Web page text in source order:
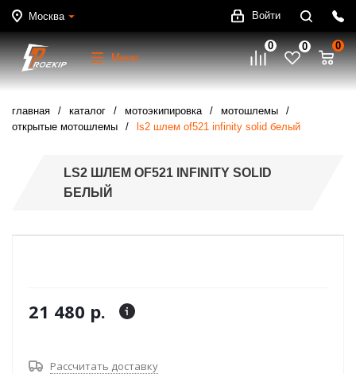
Москва Войти
Меню
0 0 0
главная каталог мотоэкипировка
мотошлемы
открытые мотошлемы
ls2 шлем of521 infinity solid белый
LS2 ШЛЕМ OF521 INFINITY SOLID
БЕЛЫЙ
21 480 р.
Рассчитать доставку